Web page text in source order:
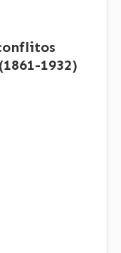
1932)